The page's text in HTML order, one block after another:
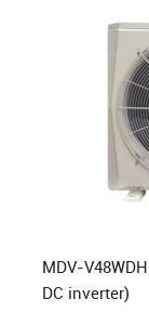
MDV-
DC inverter)